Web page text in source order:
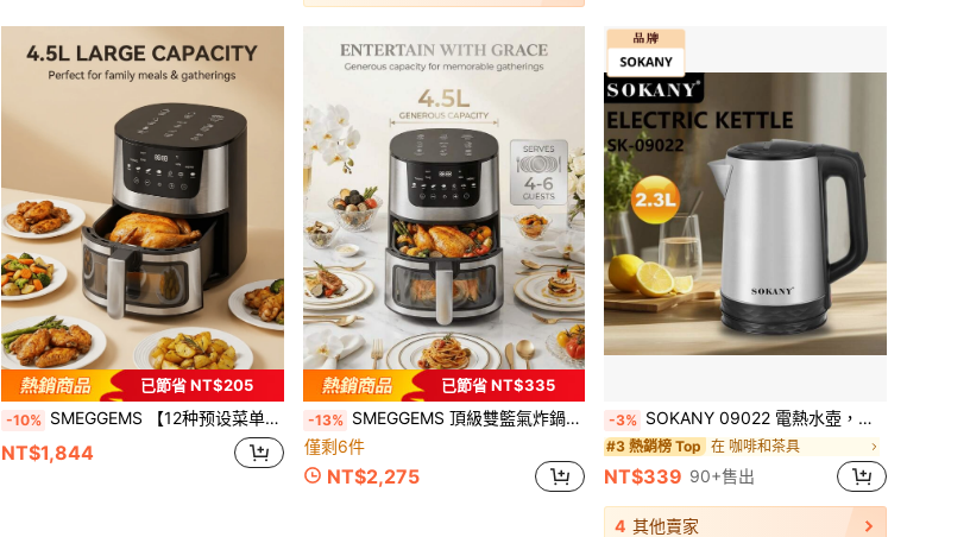
已節省 NT$205
-10% SMEGGEMS 【12种预设菜单+断电保护】8升大容量触控空气炸锅，无油低脂，不粘易清洁
NT$1,844
已節省 NT$335
-13% SMEGGEMS 頂級雙籃氣炸鍋：4.5L大容量，減少85%油脂，8合1多功能，智慧觸控操作與易清潔
僅剩6件
NT$2,275
-3% SOKANY 09022 電熱水壺，不鏽鋼機身，2.3L大容量，1500W快速沸騰，一鍵開關，304材質確保飲水更安全，適用於居家、宿舍、辦公室等場景
#3 熱銷榜 Top 在 咖啡和茶具
僅剩3件
#3 熱銷榜 Top 在 咖啡和茶具
僅剩3件
#3 熱銷榜 Top 在 咖啡和茶具
僅剩3件
#3 熱銷榜 Top 在 咖啡和茶具
僅剩3件
NT$339 90+售出
4 其他賣家